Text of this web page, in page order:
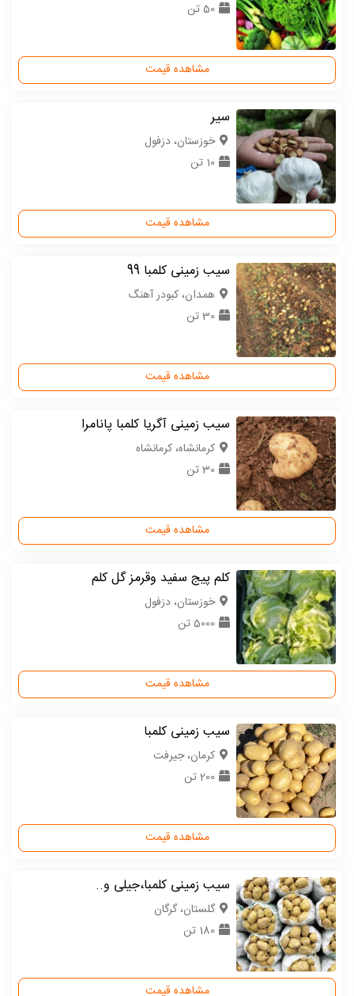
50 تن
مشاهده قیمت
سیر
خوزستان، دزفول
10 تن
مشاهده قیمت
سیب زمینی کلمبا 99
همدان، کبودر آهنگ
30 تن
مشاهده قیمت
سیب زمینی آگریا کلمبا پانامرا
كرمانشاه، کرمانشاه
30 تن
مشاهده قیمت
کلم پیج سفید وقرمز گل کلم
خوزستان، دزفول
5000 تن
مشاهده قیمت
سیب زمینی کلمبا
كرمان، جیرفت
200 تن
مشاهده قیمت
سیب زمینی کلمبا،جیلی و..
گلستان، گرگان
180 تن
مشاهده قیمت